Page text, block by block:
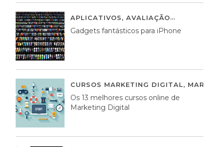
APLICATIVOS, AVALIAÇÃO
Gadgets fantásticos para iPhone
CURSOS MARKETING DIGITAL,
Os 13 melhores cursos online de
Marketing Digital